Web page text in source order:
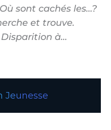
sont cachés les…?
et trouve.
Disparition à…
Jeunesse